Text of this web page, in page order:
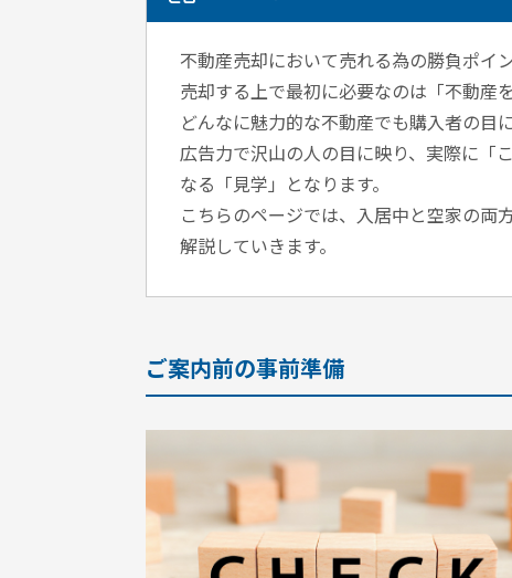
不動産売却において売れる為の勝負ポイ
売却する上で最初に必要なのは「不動産
どんなに魅力的な不動産でも購入者の目
広告力で沢山の人の目に映り、実際に「
なる「見学」となります。
こちらのページでは、入居中と空家の両
解説していきます。
ご案内前の事前準備